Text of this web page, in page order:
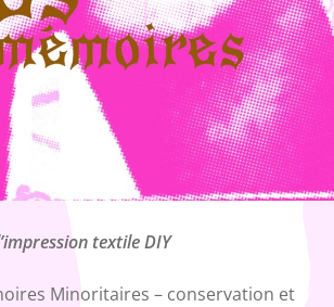
textile DIY
Minoritaires – conservation et